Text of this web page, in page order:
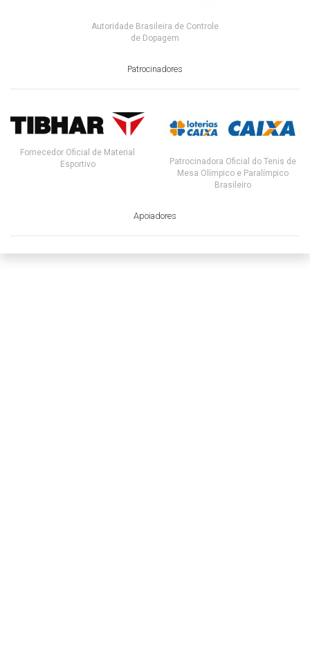
Autoridade Brasileira de Controle
de Dopagem
Patrocinadores
Fornecedor Oficial de Material
Esportivo
Patrocinadora Oficial do Tenis de
Mesa Olímpico e Paralímpico
Brasileiro
Apoiadores